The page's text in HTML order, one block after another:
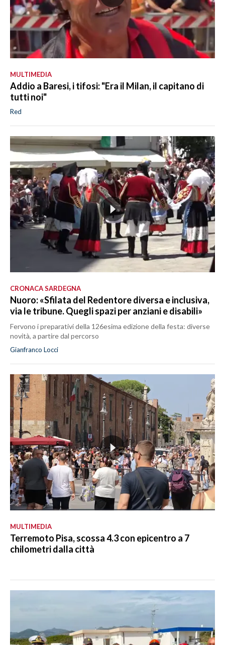
MULTIMEDIA
Addio a Baresi, i tifosi: "Era il Milan, il capitano di
tutti noi"
Red
CRONACA SARDEGNA
Nuoro: «Sfilata del Redentore diversa e inclusiva,
via le tribune. Quegli spazi per anziani e disabili»
Fervono i preparativi della 126esima edizione della festa: diverse
novità, a partire dal percorso
Gianfranco Locci
MULTIMEDIA
Terremoto Pisa, scossa 4.3 con epicentro a 7
chilometri dalla città